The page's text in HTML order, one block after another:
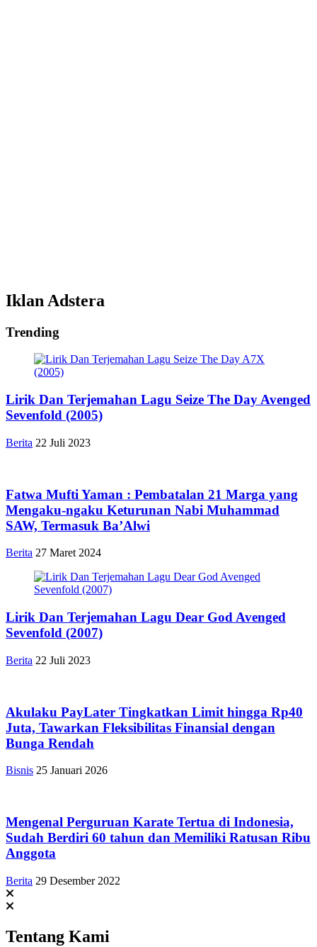
Iklan Adstera
Trending
Lirik Dan Terjemahan Lagu Seize The Day Avenged
Sevenfold (2005)
Berita 22 Juli 2023
Fatwa Mufti Yaman : Pembatalan 21 Marga yang
Mengaku-ngaku Keturunan Nabi Muhammad
SAW, Termasuk Ba’Alwi
Berita 27 Maret 2024
Lirik Dan Terjemahan Lagu Dear God Avenged
Sevenfold (2007)
Berita 22 Juli 2023
Akulaku PayLater Tingkatkan Limit hingga Rp40
Juta, Tawarkan Fleksibilitas Finansial dengan
Bunga Rendah
Bisnis 25 Januari 2026
Mengenal Perguruan Karate Tertua di Indonesia,
Sudah Berdiri 60 tahun dan Memiliki Ratusan Ribu
Anggota
Berita 29 Desember 2022
Tentang Kami